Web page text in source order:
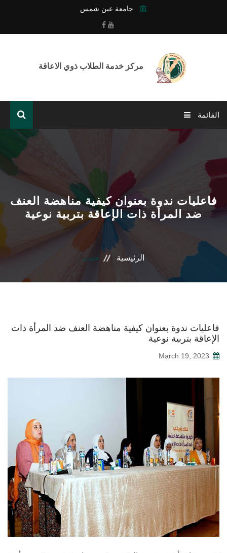
جامعة عين شمس
القائمة
خدمات المركز
أنشطة وفعاليات المركز
إتصل بنا
فاعليات ندوة بعنوان كيفية مناهضة العنف
ضد المرأة ذات الإعاقة بتربية نوعية
الرئيسية حدث
فاعليات ندوة بعنوان كيفية مناهضة العنف ضد المرأة ذات
الإعاقة بتربية نوعية
March 19, 2023